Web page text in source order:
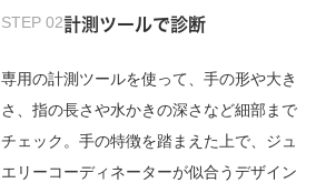
STEP 02計測ツールで診断
専用の計測ツールを使って、手の形や大き
さ、指の長さや水かきの深さなど細部まで
チェック。手の特徴を踏まえた上で、ジュ
エリーコーディネーターが似合うデザイン